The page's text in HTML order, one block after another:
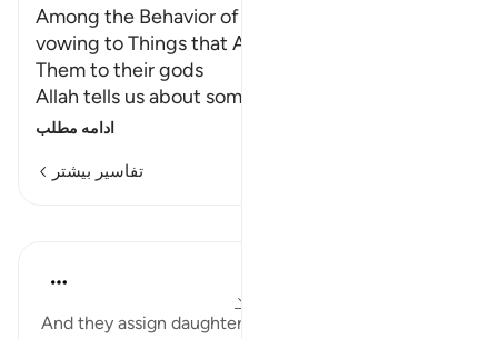
Among the Behavior of the Idolators was
vowing to Things that Allah had provided for
Them to their gods
Allah tells us about some of the heinous deeds
ادامه مطلب
تفاسیر بیشتر
And they assign daughters to God, who is limitless